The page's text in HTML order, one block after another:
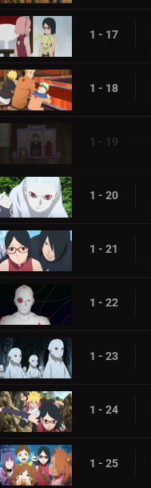
1 - 17
1 - 18
1 - 19
1 - 20
1 - 21
1 - 22
1 - 23
1 - 24
1 - 25